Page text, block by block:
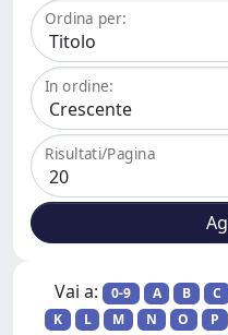
Ordina per:
In ordine:
Risultati/Pagina
Vai a: 0-9 A B C
K
L M N O P